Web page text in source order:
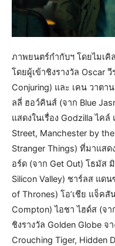
ภาพยนตร์กำกับฯ โดยไมเคิ
โดยผู้เข้าชิงรางวัล Oscar
Conjuring) และ เคน วาตา
ลลี่ ฮอว์คินส์ (จาก Blue
แสดงในเรื่อง Godzilla ไค
Street, Manchester by
Stranger Things) ที่มาแส
อร์ด (จาก Get Out) โธมัส
Silicon Valley) ชาร์ลส แด
of Thrones) โอ’เชีย แจ็คสั
Compton) ไอชา ไฮด์ส (จา
ชิงรางวัล Golden Globe จ
Crouching Tiger, Hidden